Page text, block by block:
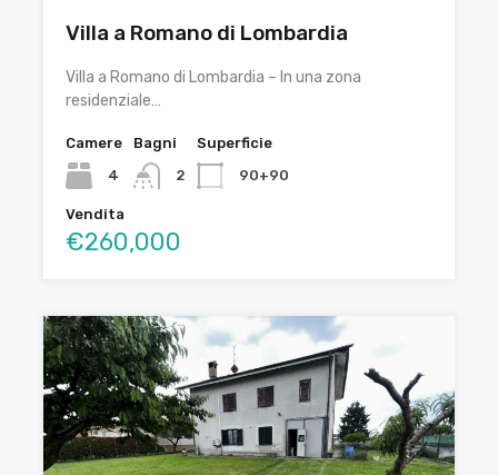
Villa a Romano di Lombardia
Villa a Romano di Lombardia – In una zona
residenziale…
Camere
4
Bagni
2
Superficie
90+90
Vendita
€260,000